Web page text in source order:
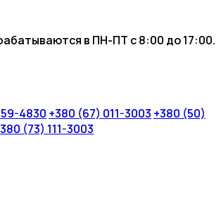
в ПН-ПТ с 8:00 до 17:00.
4830 +380 (67) 011-3003 +380 (50)
(73) 111-3003